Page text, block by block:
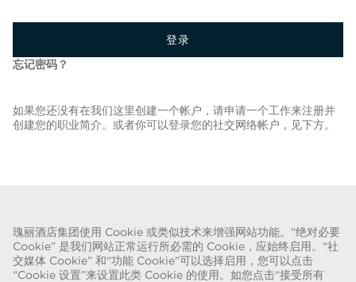
瑰丽酒店集团使用 Cookie 或类似技术来增强网站功能。“绝对必要
Cookie” 是我们网站正常运行所必需的 Cookie，应始终启用。“社
交媒体 Cookie” 和“功能 Cookie”可以选择启用，您可以点击
“Cookie 设置”来设置此类 Cookie 的使用。如您点击“接受所有
登录
忘记密码？
如果您还没有在我们这里创建一个帐户，请申请一个工作来注册并
创建您的职业简介。或者你可以登录您的社交网络帐户，见下方。
关于欺诈的警告